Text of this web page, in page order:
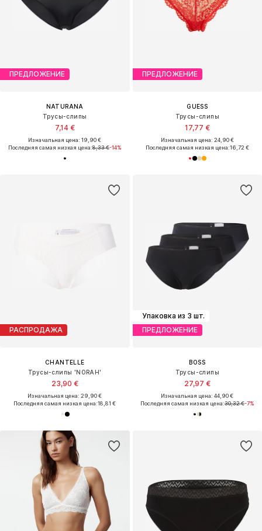
ПРЕДЛОЖЕНИЕ
NATURANA
Трусы-слипы
7,14 €
Изначальная цена: 19,90 €
Последняя самая низкая цена:8,33 €-14%
ПРЕДЛОЖЕНИЕ
GUESS
Трусы-слипы
17,77 €
Изначальная цена: 24,90 €
Последняя самая низкая цена:16,72 €
РАСПРОДАЖА
CHANTELLE
Трусы-слипы 'NORAH'
23,90 €
Изначальная цена: 29,90 €
Последняя самая низкая цена:18,81 €
Упаковка из 3 шт.
ПРЕДЛОЖЕНИЕ
BOSS
Трусы-слипы
27,97 €
Изначальная цена: 44,90 €
Последняя самая низкая цена:30,32 €-7%